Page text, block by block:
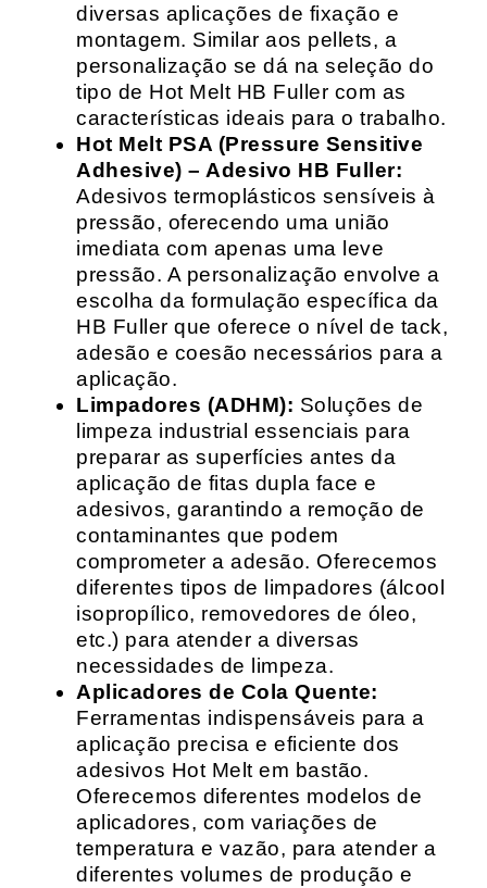
diversas aplicações de fixação e
montagem. Similar aos pellets, a
personalização se dá na seleção do
tipo de Hot Melt HB Fuller com as
características ideais para o trabalho.
Hot Melt PSA (Pressure Sensitive
Adhesive) – Adesivo HB Fuller:
Adesivos termoplásticos sensíveis à
pressão, oferecendo uma união
imediata com apenas uma leve
pressão. A personalização envolve a
escolha da formulação específica da
HB Fuller que oferece o nível de tack,
adesão e coesão necessários para a
aplicação.
Limpadores (ADHM): Soluções de
limpeza industrial essenciais para
preparar as superfícies antes da
aplicação de fitas dupla face e
adesivos, garantindo a remoção de
contaminantes que podem
comprometer a adesão. Oferecemos
diferentes tipos de limpadores (álcool
isopropílico, removedores de óleo,
etc.) para atender a diversas
necessidades de limpeza.
Aplicadores de Cola Quente:
Ferramentas indispensáveis para a
aplicação precisa e eficiente dos
adesivos Hot Melt em bastão.
Oferecemos diferentes modelos de
aplicadores, com variações de
temperatura e vazão, para atender a
diferentes volumes de produção e